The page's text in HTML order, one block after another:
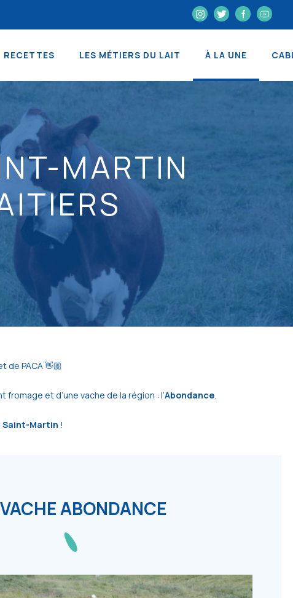
RECETTES LES MÉTIERS DU LAIT À LA UNE
MARTIN
de PACA 👋🏼
et d’une vache de la région : l’Abondance.
Saint-Martin !
ABONDANCE